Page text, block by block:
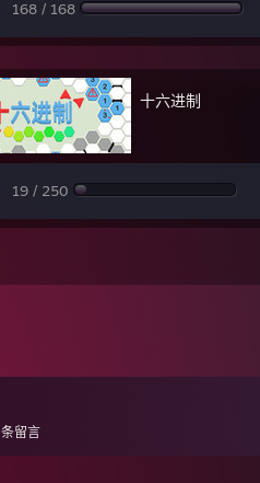
168 / 168
十六进制
19 / 250
条留言